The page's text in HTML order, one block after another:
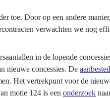
toe. Door op een andere
verwachten we nog
in de lopende
nieuwe concessies. De
Het vertrekpunt voor de
motie 124 is een onderzoek